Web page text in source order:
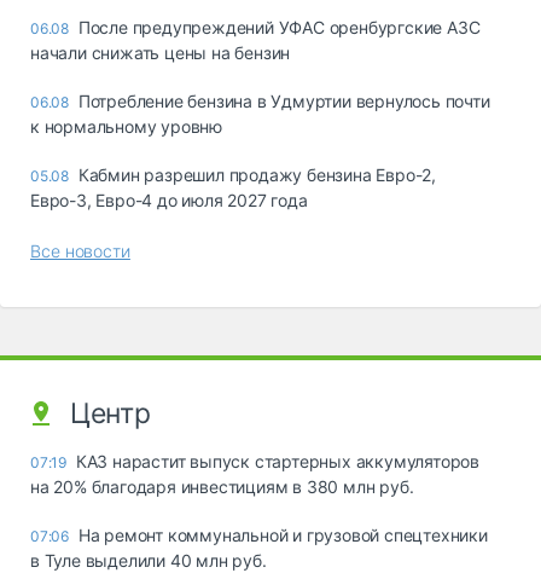
06.08 После предупреждений УФАС оренбургские АЗС
начали снижать цены на бензин
06.08 Потребление бензина в Удмуртии вернулось почти
к нормальному уровню
05.08 Кабмин разрешил продажу бензина Евро-2,
Евро-3, Евро-4 до июля 2027 года
Все новости
Центр
07:19 КАЗ нарастит выпуск стартерных аккумуляторов
на 20% благодаря инвестициям в 380 млн руб.
07:06 На ремонт коммунальной и грузовой спецтехники
в Туле выделили 40 млн руб.